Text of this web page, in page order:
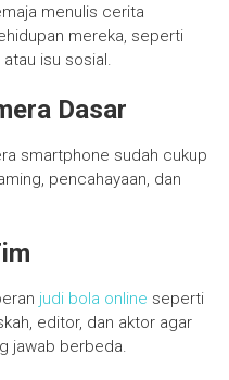
menulis cerita
mereka, seperti
isu sosial.
Dasar
smartphone sudah cukup
pencahayaan, dan
judi bola online seperti
editor, dan aktor agar
jawab berbeda.